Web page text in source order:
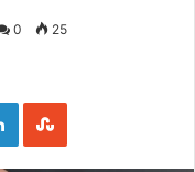
0 25
LinkedInStumbleUpon